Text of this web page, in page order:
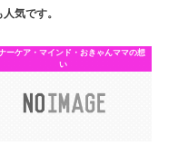
気です。
ーケア・マインド・おきゃんママの想
い